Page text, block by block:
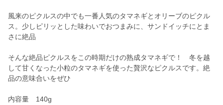
風来のピクルスの中でも一番人気のタマネギとオリーブのピクル
ス。少しピリッとした味わいでおつまみに、サンドイッチにとま
さに絶品
そんな絶品ピクルスをこの時期だけの熟成タマネギで！ 冬を越
して甘くなった小粒のタマネギを使った贅沢なピクルスです。絶
品の意味合いをぜひ
内容量 140g